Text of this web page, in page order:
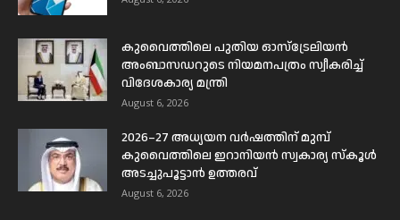
കുവൈത്തിലെ പുതിയ ഓസ്ട്രേലിയൻ
അംബാസഡറുടെ നിയമനപത്രം സ്വീകരിച്ച്
വിദേശകാര്യ മന്ത്രി
August 6, 2026
2026–27 അധ്യയന വർഷത്തിന് മുമ്പ്
കുവൈത്തിലെ ഇറാനിയൻ സ്വകാര്യ സ്കൂൾ
അടച്ചുപൂട്ടാൻ ഉത്തരവ്
August 6, 2026